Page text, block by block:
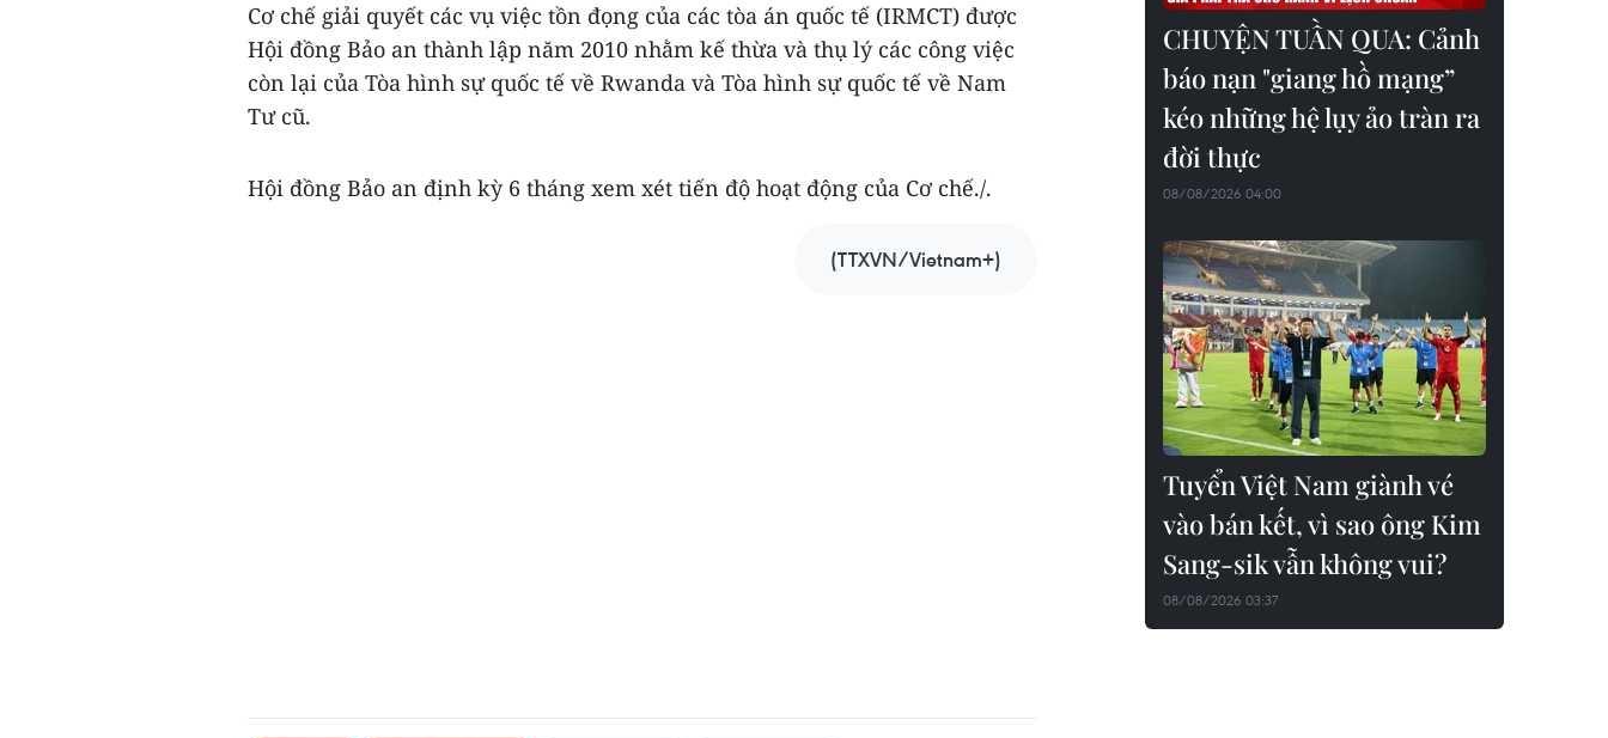
Cơ chế giải quyết các vụ việc tồn đọng của các tòa án quốc tế (IRMCT) được
Hội đồng Bảo an thành lập năm 2010 nhằm kế thừa và thụ lý các công việc
còn lại của Tòa hình sự quốc tế về Rwanda và Tòa hình sự quốc tế về Nam
Tư cũ.
Hội đồng Bảo an định kỳ 6 tháng xem xét tiến độ hoạt động của Cơ chế./.
(TTXVN/Vietnam+)
CHUYỆN TUẦN QUA: Cảnh
báo nạn "giang hồ mạng”
kéo những hệ lụy ảo tràn ra
đời thực
08/08/2026 04:00
Tuyển Việt Nam giành vé
vào bán kết, vì sao ông Kim
Sang-sik vẫn không vui?
08/08/2026 03:37